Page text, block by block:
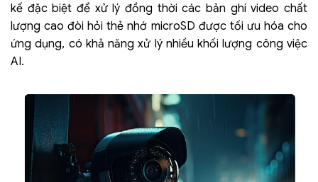
kế đặc biệt để xử lý đồng thời các bản ghi video chất
lượng cao đòi hỏi thẻ nhớ microSD được tối ưu hóa cho
ứng dụng, có khả năng xử lý nhiều khối lượng công việc
AI.